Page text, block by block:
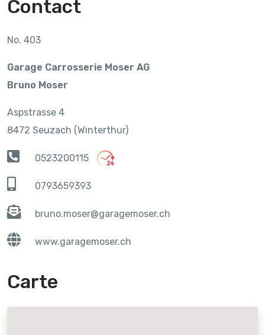
Contact
No. 403
Garage Carrosserie Moser AG
Bruno Moser
Aspstrasse 4
8472 Seuzach (Winterthur)
0523200115
0793659393
bruno.moser@garagemoser.ch
www.garagemoser.ch
Carte